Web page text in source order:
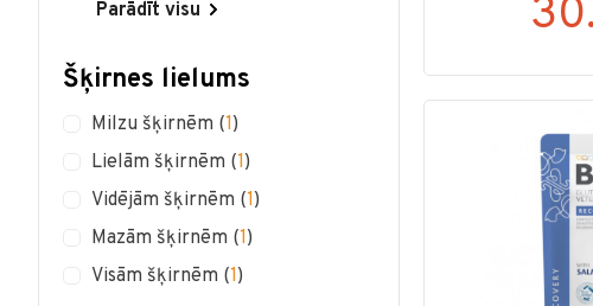
Parādīt visu
Šķirnes lielums
Milzu šķirnēm (1)
Lielām šķirnēm (1)
Vidējām šķirnēm (1)
Mazām šķirnēm (1)
Visām šķirnēm (1)